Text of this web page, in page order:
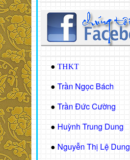
● THKT
● Trần Ngọc Bách
● Trần Đức Cường
● Huỳnh Trung Dung
● Nguyễn Thị Lệ Dung